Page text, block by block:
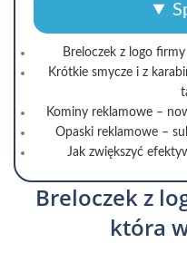
Breloczek z logo
Krótkie smycze i z
Kominy reklamowe –
Opaski reklamowe –
Jak zwiększyć
Breloczek z
która